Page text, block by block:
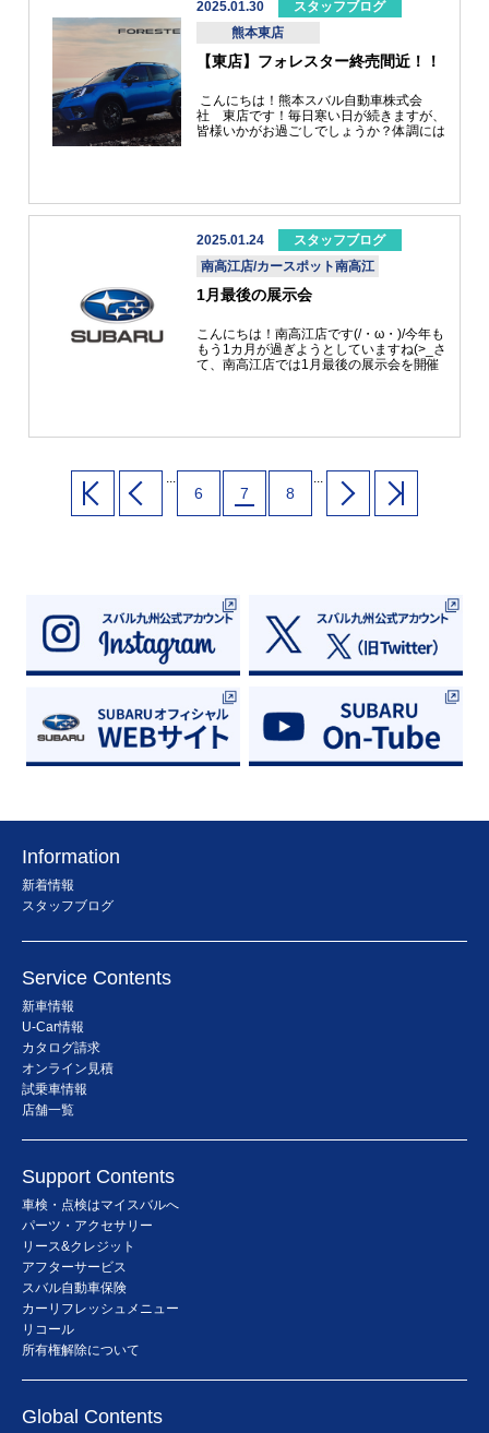
です／現行フォレスターはホントに多くの
方々に乗っていただくことができました！
ありがとうございますえ～そんな私の自家
用車はフォレスターのアドバンスに乗って
おります。とてもいい相棒です♪フォレス
なります（泣）是非ご検討中の方はスバル
八代店へお越しください！新型フォレスタ
ーからはお顔も中身もゴロっと変えてくる
と思いますので皆さん！！！現行のフォレ
2025.01.30
スタッフブログ
熊本東店
【東店】フォレスター終売間近！！
こんにちは！熊本スバル自動車株式会
社 東店です！毎日寒い日が続きますが、
皆様いかがお過ごしでしょうか？体調には
ーが終売となります。をもって現在販売し
す。フォレスターは車高が高く、装備も充
実しており、あらゆる路面で走破性を発揮
するモデルで、室内、荷室も広く、幅広い
用途で使えるスバルを代表するSUVです！
今のフォレスターを手にする最後のチャン
が間に合う車もございます。ご検討の際は
お急ぎ下さい！！
2025.01.24
スタッフブログ
南高江店/カースポット南高江
1月最後の展示会
こんにちは！南高江店です(/・ω・)/今年も
もう1カ月が過ぎようとしていますね(>_さ
て、南高江店では1月最後の展示会を開催
いらっしゃると思います(>_アイサイト体
をぜひ試乗でご体感ください！！!(^^)!試
乗や見積もり査定もしております！気軽に
ご相談くださいませ!(^^)!
...
6 7 8
...
Information
新着情報
スタッフブログ
Service Contents
新車情報
U-Car情報
カタログ請求
オンライン見積
試乗車情報
店舗一覧
Support Contents
車検・点検はマイスバルへ
パーツ・アクセサリー
リース&クレジット
アフターサービス
スバル自動車保険
カーリフレッシュメニュー
リコール
所有権解除について
Global Contents